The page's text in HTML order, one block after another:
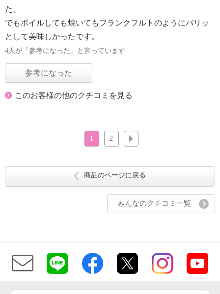
た。
でもボイルしても焼いてもフランクフルトのようにパリッ
として美味しかったです。
4人が「参考になった」と言っています
参考になった
このお客様の他のクチコミを見る
1 2
商品のページに戻る
みんなのクチコミ一覧